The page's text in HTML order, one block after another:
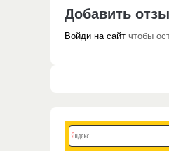
Добавить
Войди на сайт чтобы